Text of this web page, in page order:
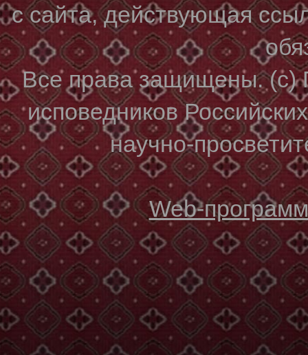
с сайта, действующая
Все права защищены. (с)
исповедников
научно-
Web-